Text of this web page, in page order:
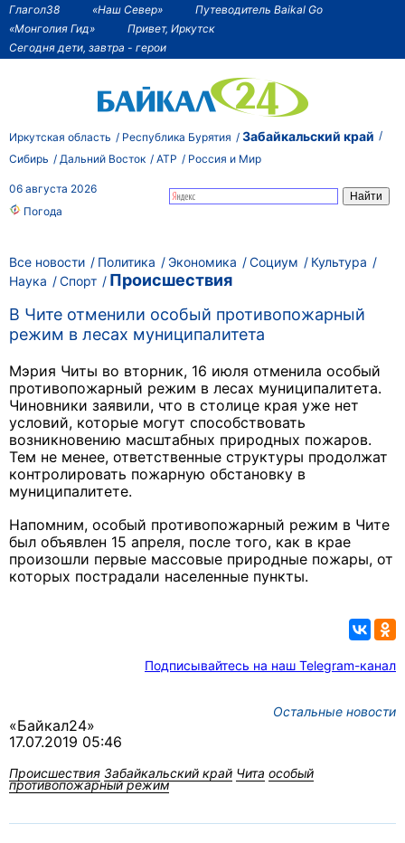
Глагол38 «Наш Север»
Путеводитель Baikal Go
«Монголия Гид»
Привет, Иркутск
Сегодня дети, завтра - герои
Иркутская область Республика Бурятия Забайкальский край
Сибирь Дальний Восток АТР Россия и Мир
06 августа 2026
Погода
Все новости Политика Экономика Социум
Культура
Наука
Спорт
Происшествия
В Чите отменили особый противопожарный
режим в лесах муниципалитета
Мэрия Читы во вторник, 16 июля отменила особый
противопожарный режим в лесах муниципалитета.
Чиновники заявили, что в столице края уже нет
условий, которые могут способствовать
возникновению масштабных природных пожаров.
Тем не менее, ответственные структуры продолжат
контролировать пожарную обстановку в
муниципалитете.
Напомним, особый противопожарный режим в Чите
был объявлен 15 апреля, после того, как в крае
произошли первые массовые природные пожары, от
которых пострадали населенные пункты.
Подписывайтесь на наш Telegram-канал
Остальные новости
«Байкал24»
17.07.2019 05:46
Происшествия Забайкальский край Чита особый
противопожарный режим